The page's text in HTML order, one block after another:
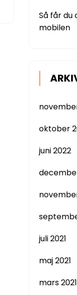
Så får du
mobilen
oktober
juni 2022
juli 2021
maj 2021
mars 2021